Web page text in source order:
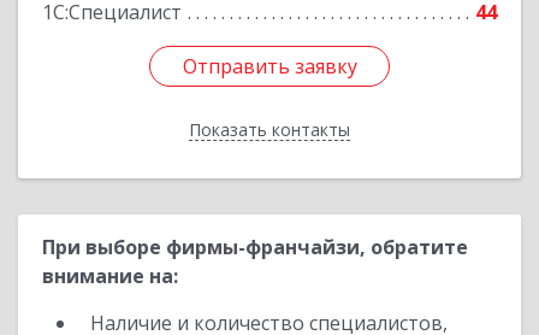
1С:Специалист
44
Отправить заявку
Показать контакты
Отправить заявку
Назад
При выборе фирмы-франчайзи, обратите
внимание на:
Наличие и количество специалистов,